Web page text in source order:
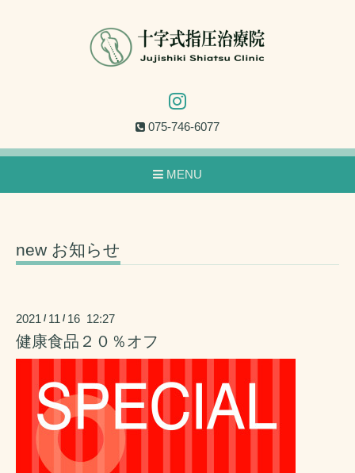
075-746-6077
MENU
new お知らせ
2021 / 11 / 16 12:27
健康食品２０％オフ